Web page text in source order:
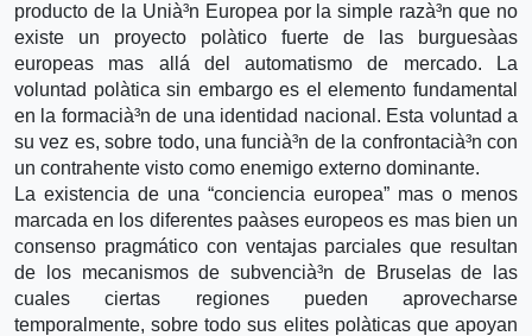
producto de la Unià³n Europea por la simple razà³n que no
existe un proyecto polà­tico fuerte de las burguesà­as
europeas mas allá del automatismo de mercado. La
voluntad polà­tica sin embargo es el elemento fundamental
en la formacià³n de una identidad nacional. Esta voluntad a
su vez es, sobre todo, una funcià³n de la confrontacià³n con
un contrahente visto como enemigo externo dominante.
La existencia de una “conciencia europea” mas o menos
marcada en los diferentes paà­ses europeos es mas bien un
consenso pragmático con ventajas parciales que resultan
de los mecanismos de subvencià³n de Bruselas de las
cuales ciertas regiones pueden aprovecharse
temporalmente, sobre todo sus elites polà­ticas que apoyan